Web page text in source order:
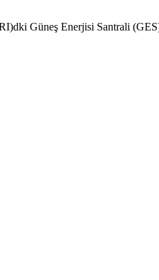
Güneş Enerjisi Santrali